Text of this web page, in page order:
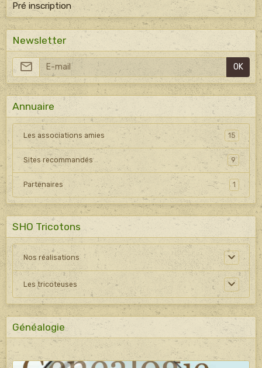
Pré inscription
Newsletter
OK
Annuaire
Les associations amies 15
Sites recommandés 9
Partenaires 1
SHO Tricotons
Nos réalisations
Les tricoteuses
Généalogie